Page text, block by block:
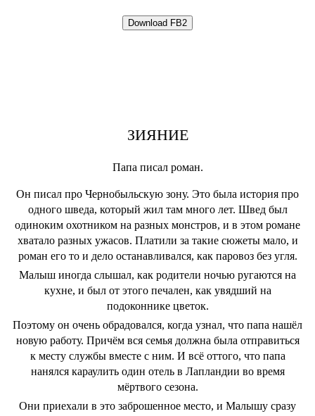
ЗИЯНИЕ
Папа писал роман.
Он писал про Чернобыльскую зону. Это была история про
одного шведа, который жил там много лет. Швед был
одиноким охотником на разных монстров, и в этом романе
хватало разных ужасов. Платили за такие сюжеты мало, и
роман его то и дело останавливался, как паровоз без угля.
Малыш иногда слышал, как родители ночью ругаются на
кухне, и был от этого печален, как увядший на
подоконнике цветок.
Поэтому он очень обрадовался, когда узнал, что папа нашёл
новую работу. Причём вся семья должна была отправиться
к месту службы вместе с ним. И всё оттого, что папа
нанялся караулить один отель в Лапландии во время
мёртвого сезона.
Они приехали в это заброшенное место, и Малышу сразу